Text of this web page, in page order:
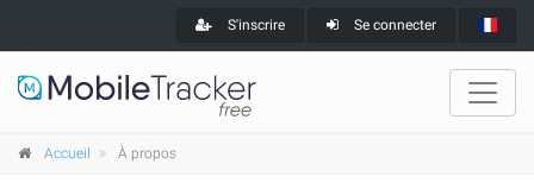
S'inscrire Se connecter
Accueil À propos